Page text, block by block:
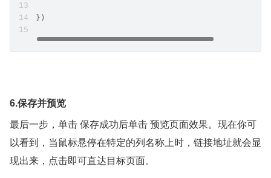
})
6.保存并预览
最后一步，单击 保存成功后单击 预览页面效果。现在你可
以看到，当鼠标悬停在特定的列名称上时，链接地址就会显
现出来，点击即可直达目标页面。